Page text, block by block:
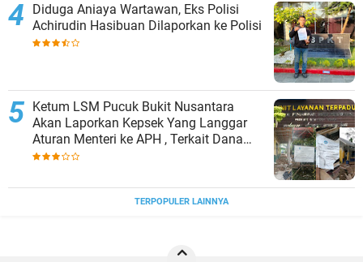
Diduga Aniaya Wartawan, Eks Polisi
Achirudin Hasibuan Dilaporkan ke Polisi
Ketum LSM Pucuk Bukit Nusantara
Akan Laporkan Kepsek Yang Langgar
Aturan Menteri ke APH , Terkait Dana
Revitalisasi Sekolah
TERPOPULER LAINNYA